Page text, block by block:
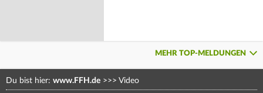
MEHR TOP-MELDUNGEN
Du bist hier: www.FFH.de >>> Video